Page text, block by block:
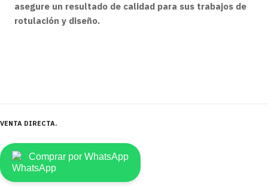
asegure un resultado de calidad para sus trabajos de
rotulación y diseño.
VENTA DIRECTA
Comprar por WhatsApp